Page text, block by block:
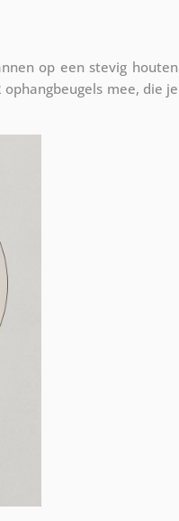
op een stevig houten
mee, die je